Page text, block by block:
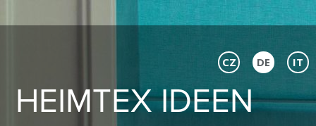
HEIMTEX IDEEN
CZ DE IT